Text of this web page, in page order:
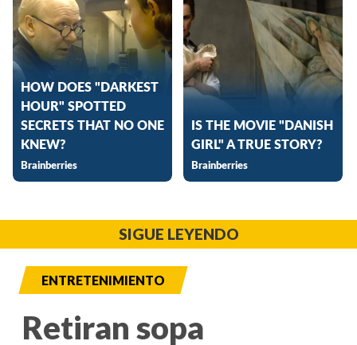
SIGUE LEYENDO
ENTRETENIMIENTO
Retiran sopa